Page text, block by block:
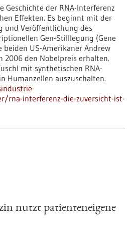
Geschichte der RNA-Interferenz
Effekten. Es beginnt mit der
und Veröffentlichung des
Gen-Stilllegung (Gene
beiden US-Amerikaner Andrew
2006 den Nobelpreis erhalten.
mit synthetischen RNA-
Humanzellen auszuschalten.
rna-interferenz-die-zuversicht-ist-
nutzt patienteneigene